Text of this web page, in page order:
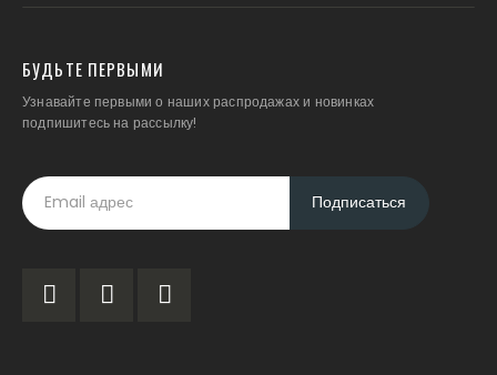
БУДЬТЕ ПЕРВЫМИ
Узнавайте первыми о наших распродажах и новинках
подпишитесь на рассылку!